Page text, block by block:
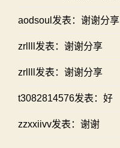
aodsoul发表：谢谢分享
zrllll发表：谢谢分享
zrllll发表：谢谢分享
t3082814576发表：好
zzxxiivv发表：谢谢